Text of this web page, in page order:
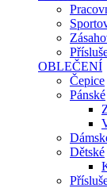
OBLEČENÍ
Čepice
Pánské
Dětské